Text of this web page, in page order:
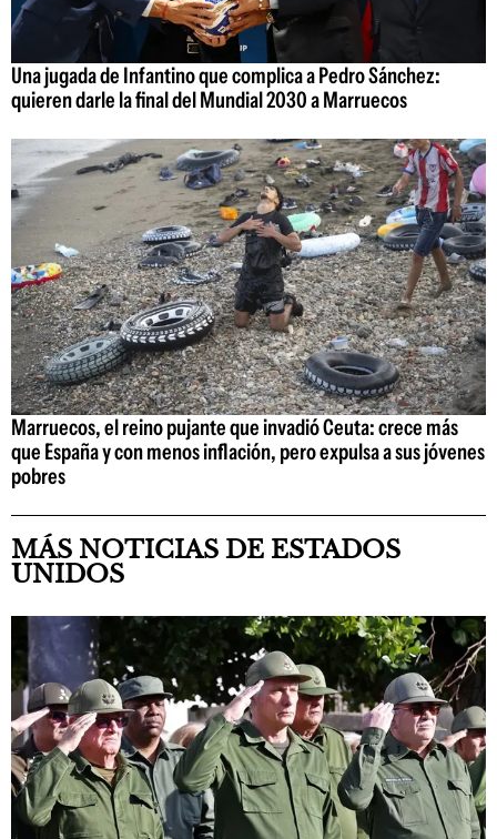
Una jugada de Infantino que complica a Pedro Sánchez:
quieren darle la final del Mundial 2030 a Marruecos
Marruecos, el reino pujante que invadió Ceuta: crece más
que España y con menos inflación, pero expulsa a sus jóvenes
pobres
MÁS NOTICIAS DE ESTADOS
UNIDOS